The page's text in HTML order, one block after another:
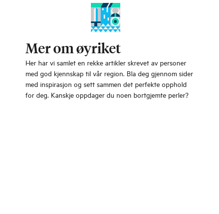
Mer om øyriket
Her har vi samlet en rekke artikler skrevet av personer
med god kjennskap til vår region. Bla deg gjennom sider
med inspirasjon og sett sammen det perfekte opphold
for deg. Kanskje oppdager du noen bortgjemte perler?